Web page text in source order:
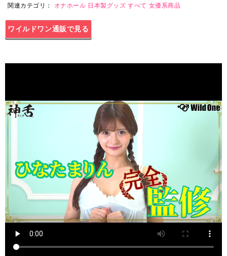
関連カテゴリ：
オナホール 日本製グッズ すべて 女優系商品
ワイルドワン通販で見る